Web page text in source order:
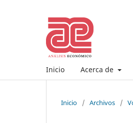
Inicio Acerca de
Inicio / Archivos /